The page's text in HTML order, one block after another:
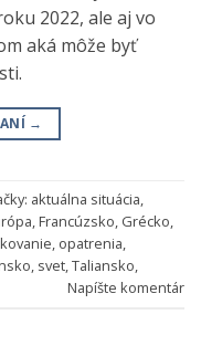
2022, ale aj vo
aká môže byť
→
aktuálna situácia,
,Francúzsko, Grécko,
, opatrenia,
, svet,Taliansko,
Napíšte komentár